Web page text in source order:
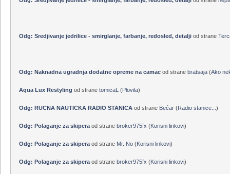
Odg: Sredjivanje jedrilice - smirglanje, farbanje, redosled, detalji od strane
Odg: Sredjivanje jedrilice - smirglanje, farbanje, redosled, detalji od strane
Odg: Sredjivanje jedrilice - smirglanje, farbanje, redosled, detalji od strane
Odg: Naknadna ugradnja dodatne opreme na camacod stranebratsaja(Ako
Aqua Lux Restylingod strane tomicaL( Plovila )
Odg: RUCNA NAUTICKA RADIO STANICAod straneBećar
Odg: Polaganje za skiperaod strane broker975fx (Korisni linkovi)